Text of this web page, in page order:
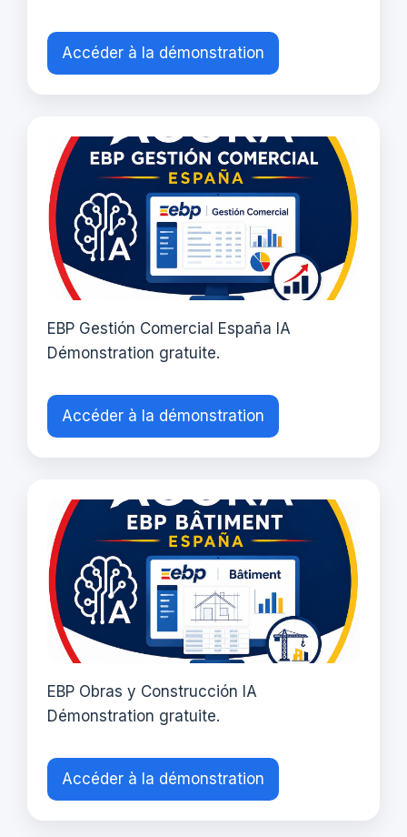
Accéder à la démonstration
EBP Gestión Comercial España IA
Démonstration gratuite.
Accéder à la démonstration
EBP Obras y Construcción IA
Démonstration gratuite.
Accéder à la démonstration